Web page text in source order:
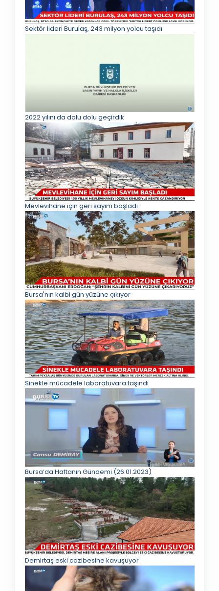
Sektör lideri Burulaş, 243 milyon yolcu taşıdı
2022 yılını da dolu dolu geçirdik
Mevlevihane için geri sayım başladı
Bursa'nın kalbi gün yüzüne çıkıyor
Sinekle mücadele laboratuvara taşındı
Bursa’da Haftanın Gündemi (26.01.2023)
Demirtaş eski cazibesine kavuşuyor